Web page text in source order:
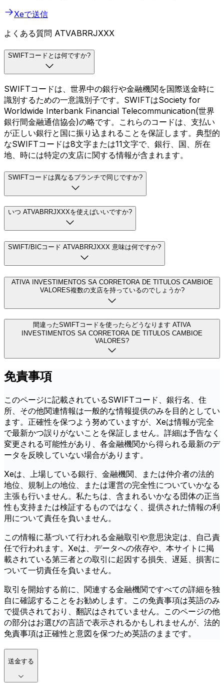
Xeで送信
よくある質問 ATVABRRJXXX
SWIFTコードとは何ですか?
SWIFTコードは、世界中の銀行や金融機関を国際送金時に
識別するための一意識別子です。SWIFTはSociety for
Worldwide Interbank Financial Telecommunication(世界
銀行間金融通信協会)の略です。これらのコードは、支払い
が正しい銀行と国に振り込まれることを保証します。典型的
なSWIFTコードは8文字または11文字で、銀行、国、所在
地、時には特定の支店に関する情報が含まれます。
SWIFTコードは異なるブランチで同じですか?
いつ ATVABRRJXXXを使えばいいですか?
SWIFT/BICコード ATVABRRJXXX 意味は何ですか?
ATIVA INVESTIMENTOS SA CORRETORA DE TITULOS CAMBIOE
VALORES複数の支店を持っているのでしょうか?
間違ったSWIFTコードを使ったらどうなります ATIVA
INVESTIMENTOS SA CORRETORA DE TITULOS CAMBIOE
VALORES?
免責事項
このページに記載されているSWIFTコード、銀行名、住
所、その他関連情報は一般的な情報提供のみを目的としてい
ます。正確性を保つよう努めていますが、Xeは情報が完全
で最新かつ誤りがないことを保証しません。詳細は予告なく
変更される可能性があり、各金融機関から得られる最新のデ
ータを反映していない場合があります。
Xeは、上場している銀行、金融機関、または仲介者の法的
地位、規制上の地位、または運営の完全性についていかなる
主張も行いません。私たちは、含まれるいかなる団体の正当
性も支持または検証するものではなく、提供された情報の利
用について責任を負いません。
この情報に基づいて行われる金融取引や意思決定は、自己責
任で行われます。Xeは、データへの依存や、本サイトに掲
載されている第三者との取引に起因する損失、遅延、損害に
ついて一切責任を負いません。
取引を開始する前に、関連する金融機関ですべての詳細を独
自に確認することをお勧めします。この免責事項は英語のみ
で提供されており、翻訳はされていません。このページの他
の部分はお選びの言語で表示されるかもしれませんが、法的
免責事項は正確性と意図を保つため英語のままです。
送金する